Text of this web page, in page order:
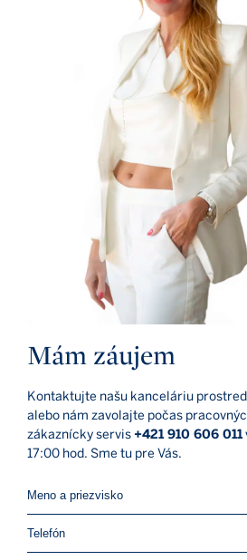
Mám záujem
Kontaktujte našu kanceláriu
alebo nám zavolajte počas
zákaznícky servis +421 910 606 011
17:00 hod. Sme tu pre Vás.